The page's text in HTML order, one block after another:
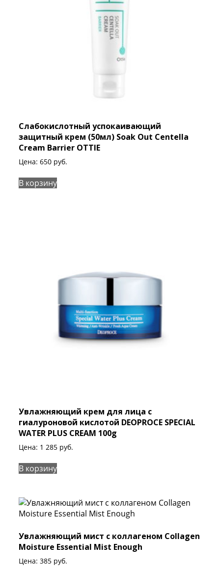
Слабокислотный успокаивающий
защитный крем (50мл) Soak Out Centella
Cream Barrier OTTIE
Цена: 650 руб.
В корзину
Увлажняющий крем для лица с
гиалуроновой кислотой DEOPROCE SPECIAL
WATER PLUS CREAM 100g
Цена: 1 285 руб.
В корзину
Увлажняющий мист с коллагеном Collagen
Moisture Essential Mist Enough
Цена: 385 руб.